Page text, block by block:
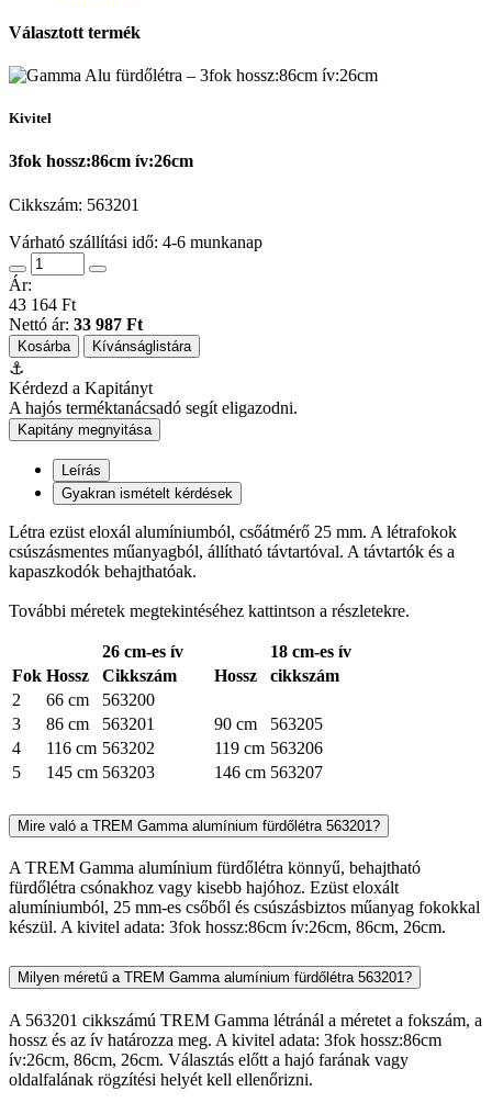
Választott termék
Kivitel
3fok hossz:86cm ív:26cm
Cikkszám: 563201
Várható szállítási idő: 4-6 munkanap
Ár:
43 164 Ft
Nettó ár: 33 987 Ft
Kosárba Kívánságlistára
⚓
Kérdezd a Kapitányt
A hajós terméktanácsadó segít eligazodni.
Kapitány megnyitása
Leírás
Gyakran ismételt kérdések
Létra ezüst eloxál alumíniumból, csőátmérő 25 mm. A létrafokok
csúszásmentes műanyagból, állítható távtartóval. A távtartók és a
kapaszkodók behajthatóak.
További méretek megtekintéséhez kattintson a részletekre.
26 cm-es ív
18 cm-es ív
Fok Hossz Cikkszám Hossz
cikkszám
2
66 cm
563200
3
86 cm 563201 90 cm
563205
4
116 cm 563202 119 cm 563206
5
145 cm 563203 146 cm 563207
Mire való a TREM Gamma alumínium fürdőlétra 563201?
A TREM Gamma alumínium fürdőlétra könnyű, behajtható
fürdőlétra csónakhoz vagy kisebb hajóhoz. Ezüst eloxált
alumíniumból, 25 mm-es csőből és csúszásbiztos műanyag fokokkal
készül. A kivitel adata: 3fok hossz:86cm ív:26cm, 86cm, 26cm.
Milyen méretű a TREM Gamma alumínium fürdőlétra 563201?
A 563201 cikkszámú TREM Gamma létránál a méretet a fokszám, a
hossz és az ív határozza meg. A kivitel adata: 3fok hossz:86cm
ív:26cm, 86cm, 26cm. Választás előtt a hajó farának vagy
oldalfalának rögzítési helyét kell ellenőrizni.